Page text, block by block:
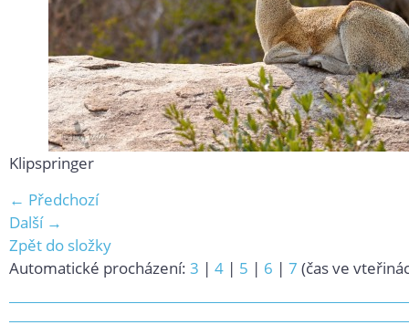
Klipspringer
← Předchozí
Další →
Zpět do složky
Automatické procházení: 3 | 4 | 5 | 6 | 7 (čas ve